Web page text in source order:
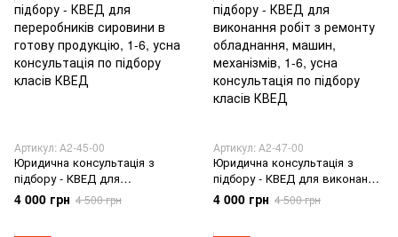
Артикул: А2-45-00
Юридична консультація з
підбору - КВЕД для
переробників сировини в
готову продукцію
4 000 грн 4 500 грн
Артикул: А2-47-00
Юридична консультація з
підбору - КВЕД для виконання
робіт з ремонту обладнання,
машин, механізмів
4 000 грн 4 500 грн